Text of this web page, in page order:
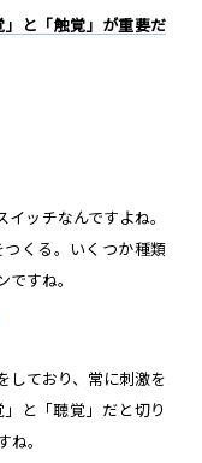
と「触覚」が重要だ
イッチなんですよね。
くる。いくつか種類
すね。
しており、常に刺激を
と「聴覚」だと切り
ね。